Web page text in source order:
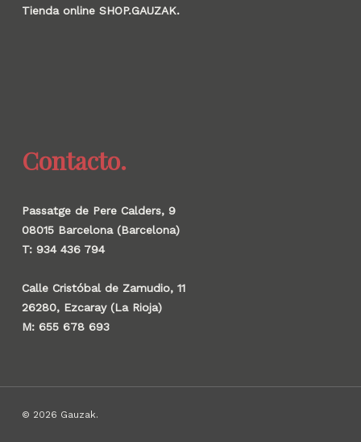
Tienda online SHOP.GAUZAK.
Contacto.
Passatge de Pere Calders, 9
08015 Barcelona (Barcelona)
T: 934 436 794
Calle Cristóbal de Zamudio, 11
26280, Ezcaray (La Rioja)
M: 655 678 693
© 2026 Gauzak.